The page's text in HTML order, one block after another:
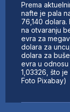
Prema
nafte je pala
76,140
na otvaranju
evra za
dolara za
dolara za
evra u
1,03326, što
Foto Pixabay)